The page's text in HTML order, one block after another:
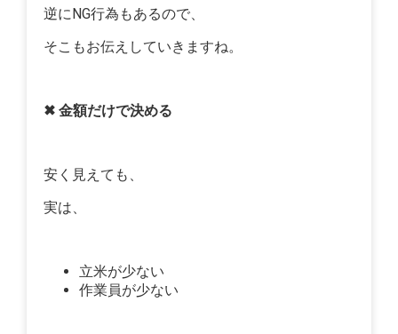
逆にNG行為もあるので、
そこもお伝えしていきますね。
✖ 金額だけで決める
安く見えても、
実は、
立米が少ない
作業員が少ない